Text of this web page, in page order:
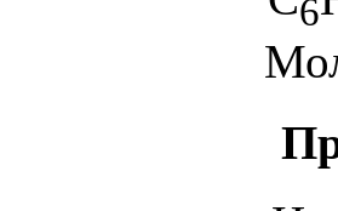
6